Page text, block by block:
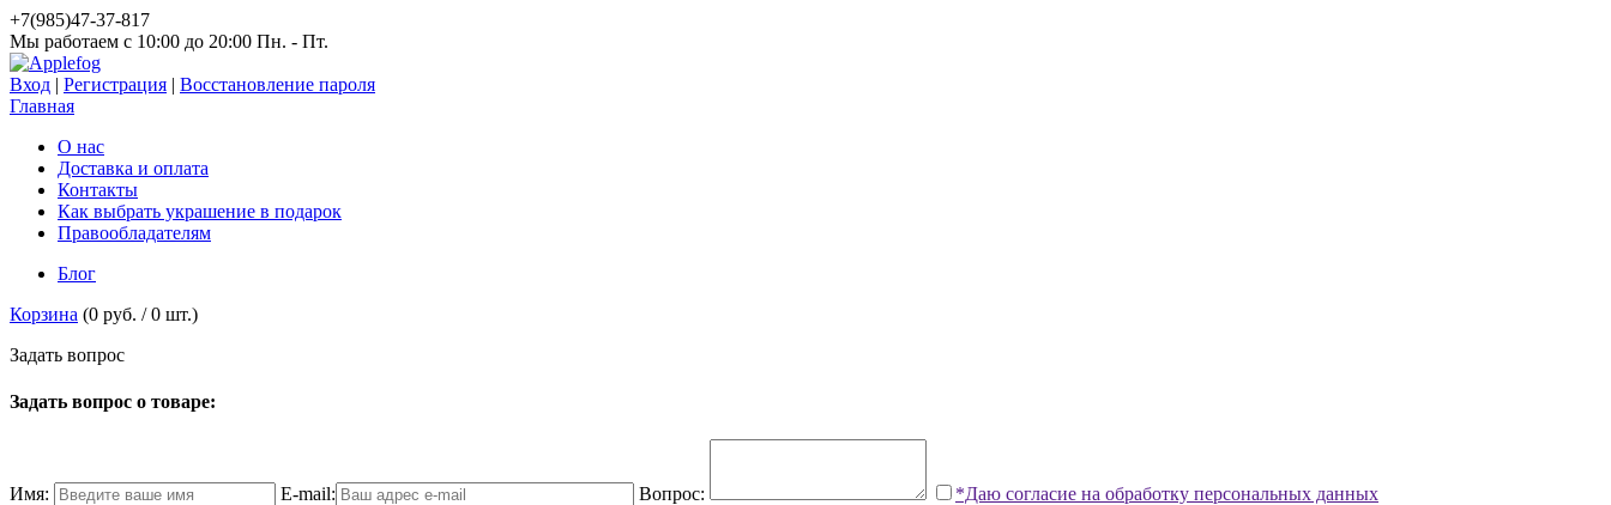
+7(985)47-37-817
Мы работаем c 10:00 до 20:00 Пн. - Пт.
Вход | Регистрация | Восстановление пароля
Главная
О нас
Доставка и оплата
Контакты
Как выбрать украшение в подарок
Правообладателям
Блог
Корзина (0 руб. /0 шт.)
Задать вопрос
Задать вопрос о товаре:
Имя: E-mail: Вопрос: *Даю согласие на обработку персональных данных